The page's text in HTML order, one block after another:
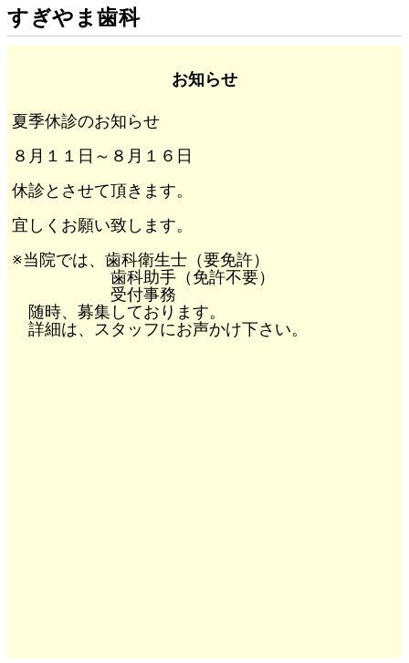
すぎやま歯科
お知らせ
夏季休診のお知らせ
８月１１日～８月１６日
休診とさせて頂きます。
宜しくお願い致します。
※当院では、歯科衛生士（要免許）
歯科助手（免許不要）
受付事務
随時、募集しております。
詳細は、スタッフにお声かけ下さい。